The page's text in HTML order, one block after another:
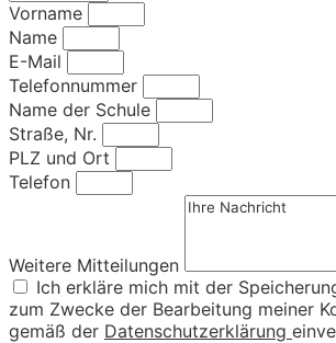
Vorname
Name
E-Mail
Telefonnummer
Name der Schule
Straße, Nr.
PLZ und Ort
Telefon
Weitere Mitteilungen
Ich erkläre mich mit der
zum Zwecke der Bearbeitung meiner
gemäß der Datenschutzerklärung